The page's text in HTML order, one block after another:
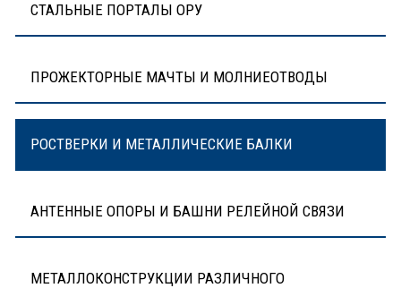
СТАЛЬНЫЕ ПОРТАЛЫ ОРУ
ПРОЖЕКТОРНЫЕ МАЧТЫ И МОЛНИЕОТВОДЫ
РОСТВЕРКИ И МЕТАЛЛИЧЕСКИЕ БАЛКИ
АНТЕННЫЕ ОПОРЫ И БАШНИ РЕЛЕЙНОЙ СВЯЗИ
МЕТАЛЛОКОНСТРУКЦИИ РАЗЛИЧНОГО